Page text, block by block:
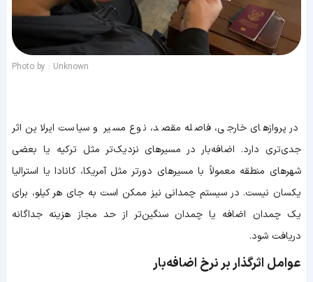
Photo by : Unknown
در پروازهای خارجی، فاصله مقصد، نوع مسیر و سیاست ایرلاین اثر
جدی‌تری دارد. اضافه‌بار در مسیرهای نزدیک‌تر مثل ترکیه یا بعضی
شهرهای منطقه معمولاً با مسیرهای دورتر مثل آمریکا، کانادا یا استرالیا
یکسان نیست. در سیستم چمدانی نیز ممکن است به جای هر کیلو، برای
یک چمدان اضافه یا چمدان سنگین‌تر از حد مجاز هزینه جداگانه
دریافت شود.
عوامل اثرگذار بر نرخ اضافه‌بار